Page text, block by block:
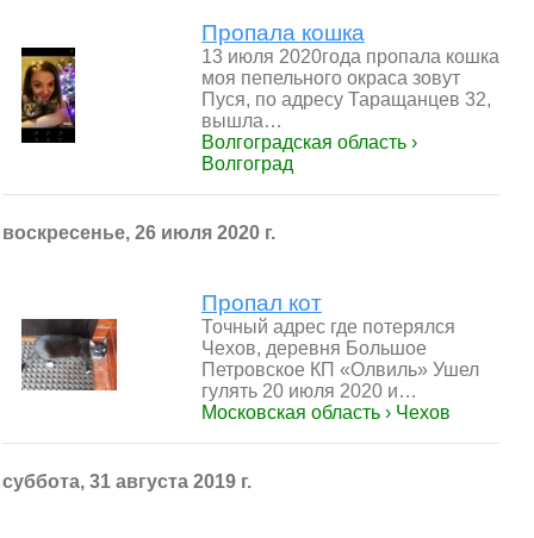
Пропала кошка
13 июля 2020года пропала кошка
моя пепельного окраса зовут
Пуся, по адресу Таращанцев 32,
вышла…
Волгоградская область ›
Волгоград
воскресенье, 26 июля 2020 г.
Пропал кот
Точный адрес где потерялся
Чехов, деревня Большое
Петровское КП «Олвиль» Ушел
гулять 20 июля 2020 и…
Московская область › Чехов
суббота, 31 августа 2019 г.